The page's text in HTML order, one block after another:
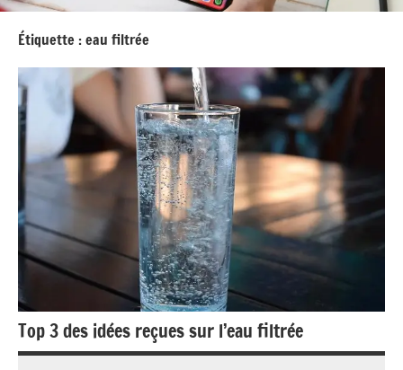
Étiquette :eau filtrée
Top 3 des idées reçues sur l’eau filtrée